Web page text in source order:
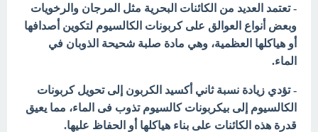
- تعتمد العديد من الكائنات البحرية مثل المرجان والرخويات
وبعض أنواع العوالق على كربونات الكالسيوم لتكوين أصدافها
أو هياكلها العظمية، وهي مادة صلبة شحيحة الذوبان في
الماء.
- تؤدي زيادة نسبة ثاني أكسيد الكربون إلى تحويلكربونات
الكالسيوم إلى بيكربونات كالسيوم تذوب فى الماء، مما يعيق
قدرة هذه الكائنات على بناء هياكلها أو الحفاظ عليها.